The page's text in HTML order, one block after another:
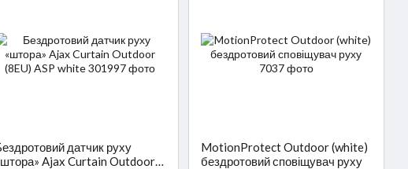
датчик руху
Ajax Curtain Outdoor
MotionProtect Outdoor (white)
бездротовий сповіщувач руху